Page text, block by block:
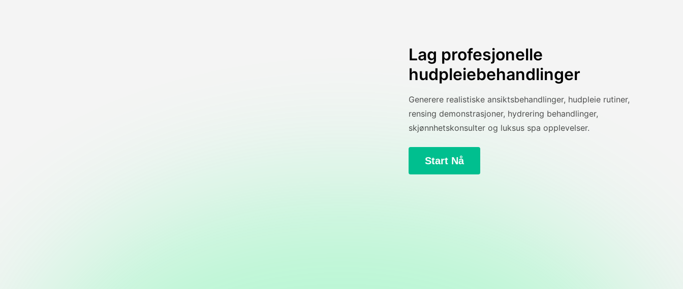
Lag profesjonelle
hudpleiebehandlinger
Generere realistiske ansiktsbehandlinger, hudpleie rutiner,
rensing demonstrasjoner, hydrering behandlinger,
skjønnhetskonsulter og luksus spa opplevelser.
Start Nå